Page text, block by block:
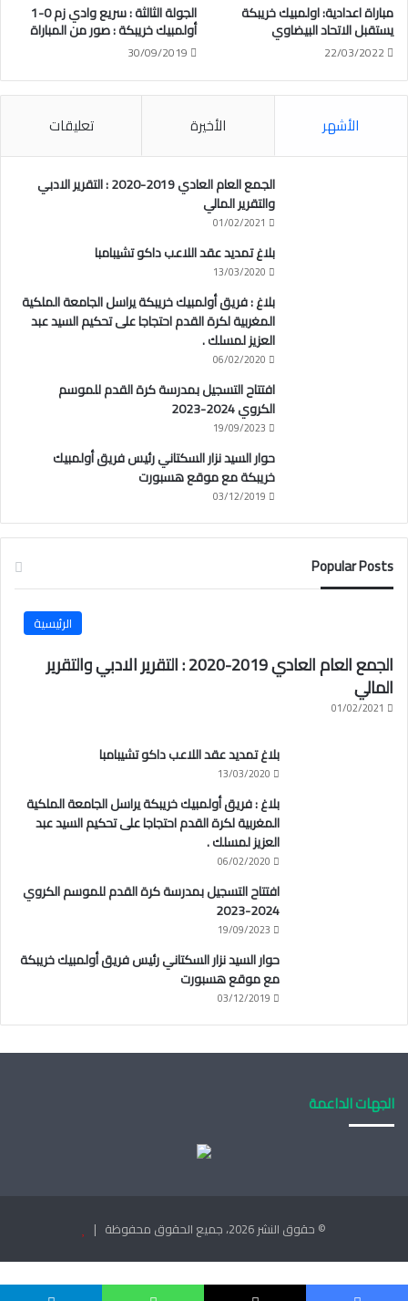
مباراة اعدادية: اولمبيك خريبكة
يستقبل الاتحاد البيضاوي
22/03/2022
الجولة الثالثة : سريع وادي زم 0-1
أولمبيك خريبكة : صور من المباراة
30/09/2019
الأشهر الأخيرة تعليقات
الجمع العام العادي 2019-2020 : التقرير الادبي
والتقرير المالي
01/02/2021
بلاغ تمديد عقد اللاعب داكو تشيبامبا
13/03/2020
بلاغ : فريق أولمبيك خريبكة يراسل الجامعة الملكية
المغربية لكرة القدم احتجاجا على تحكيم السيد عبد
العزيز لمسلك .
06/02/2020
افتتاح التسجيل بمدرسة كرة القدم للموسم
الكروي 2024-2023
19/09/2023
حوار السيد نزار السكتاني رئيس فريق أولمبيك
خريبكة مع موقع هسبورت
03/12/2019
Popular Posts
الرئيسية
الجمع العام العادي 2019-2020 : التقرير الادبي والتقرير
المالي
01/02/2021
بلاغ تمديد عقد اللاعب داكو تشيبامبا
13/03/2020
بلاغ : فريق أولمبيك خريبكة يراسل الجامعة الملكية
المغربية لكرة القدم احتجاجا على تحكيم السيد عبد
العزيز لمسلك .
06/02/2020
افتتاح التسجيل بمدرسة كرة القدم للموسم الكروي
2024-2023
19/09/2023
حوار السيد نزار السكتاني رئيس فريق أولمبيك خريبكة
مع موقع هسبورت
03/12/2019
الجهات الداعمة
© حقوق النشر 2026، جميع الحقوق محفوظة |